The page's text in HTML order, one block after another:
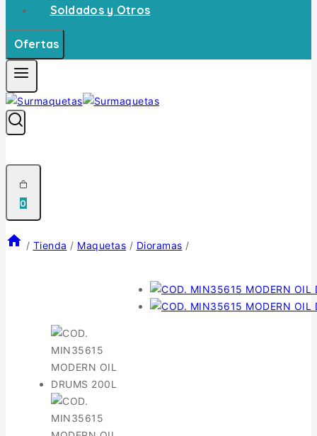
Soldados y Otros
Ofertas
0
/ Tienda / Maquetas / Dioramas /